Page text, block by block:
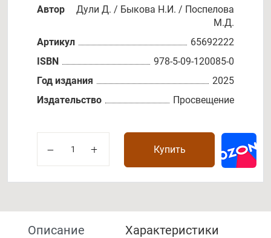
Автор
Дули Д. / Быкова Н.И. / Поспелова
М.Д.
Артикул
65692222
ISBN
978-5-09-120085-0
Год издания
2025
Издательство
Просвещение
Купить
Описание Характеристики